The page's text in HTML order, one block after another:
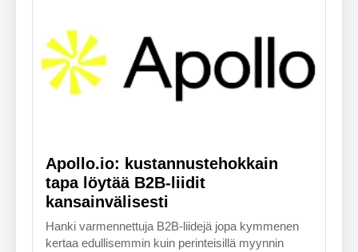
Apollo.io: kustannustehokkain
tapa löytää B2B-liidit
kansainvälisesti
Hanki varmennettuja B2B-liidejä jopa kymmenen
kertaa edullisemmin kuin perinteisillä myynnin